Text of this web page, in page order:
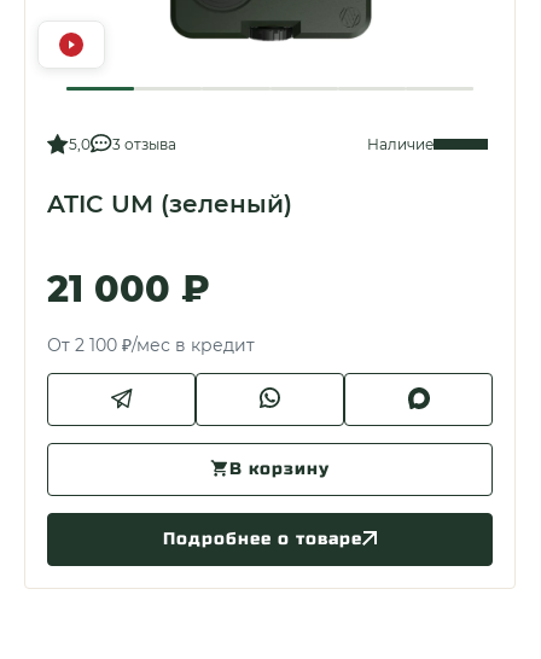
5,0 3 отзыва Наличие
ATIC UM (зеленый)
21 000 ₽
От 2 100 ₽/мес в кредит
В корзину
Подробнее о товаре